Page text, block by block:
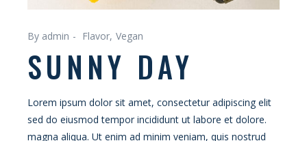
By admin Flavor Vegan
SUNNY DAY
Lorem ipsum dolor sit amet, consectetur adipiscing elit
sed do eiusmod tempor incididunt ut labore et dolore.
magna aliqua. Ut enim ad minim veniam, quis nostrud